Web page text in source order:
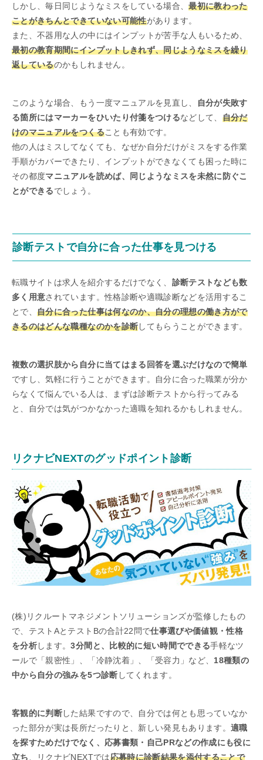
しかし、毎日同じようなミスをしている場合、最初に教わった
ことがきちんとできていない可能性があります。
また、不器用な人の中にはインプットが苦手な人もいるため、
最初の教育期間にインプットしきれず、同じようなミスを繰り
返しているのかもしれません。
このような場合、もう一度マニュアルを見直し、
自分が失敗す
る箇所にはマーカーをひいたり付箋をつけるなどして、 自分だ
けのマニュアルをつくることも有効です。
他の人はミスしてなくても、なぜか自分だけがミスをする作業
手順がカバーできたり、インプットができなくても困った時に
その都度マニュアルを読めば、同じようなミスを未然に防ぐこ
とができるでしょう。
診断テストで自分に合った仕事を見つける
転職サイトは求人を紹介するだけでなく、 診断テストなども数
多く用意されています。性格診断や適職診断などを活用するこ
とで、自分に合った仕事は何なのか、自分の理想の働き方がで
きるのはどんな職種なのかを診断してもらうことができます。
複数の選択肢から自分に当てはまる回答を選ぶだけなので簡単
ですし、気軽に行うことができます。自分に合った職業が分か
らなくて悩んでいる人は、まずは診断テストから行ってみる
と、自分では気がつかなかった適職を知れるかもしれません。
リクナビNEXTのグッドポイント診断
(株)リクルートマネジメントソリューションズが監修したもの
で、テストAとテストBの合計22問で仕事選びや価値観・性格
を分析します。3分間と、比較的に短い時間でできる手軽なツ
ールで「親密性」、「冷静沈着」、「受容力」など、 18種類の
中から自分の強みを5つ診断 してくれます。
客観的に判断した結果ですので、自分では何とも思っていなか
った部分が実は長所だったりと、新しい発見もあります。適職
を探すためだけでなく、応募書類・自己PRなどの作成にも役に
立ち
、リクナビNEXTでは応募時に診断結果を添付することで